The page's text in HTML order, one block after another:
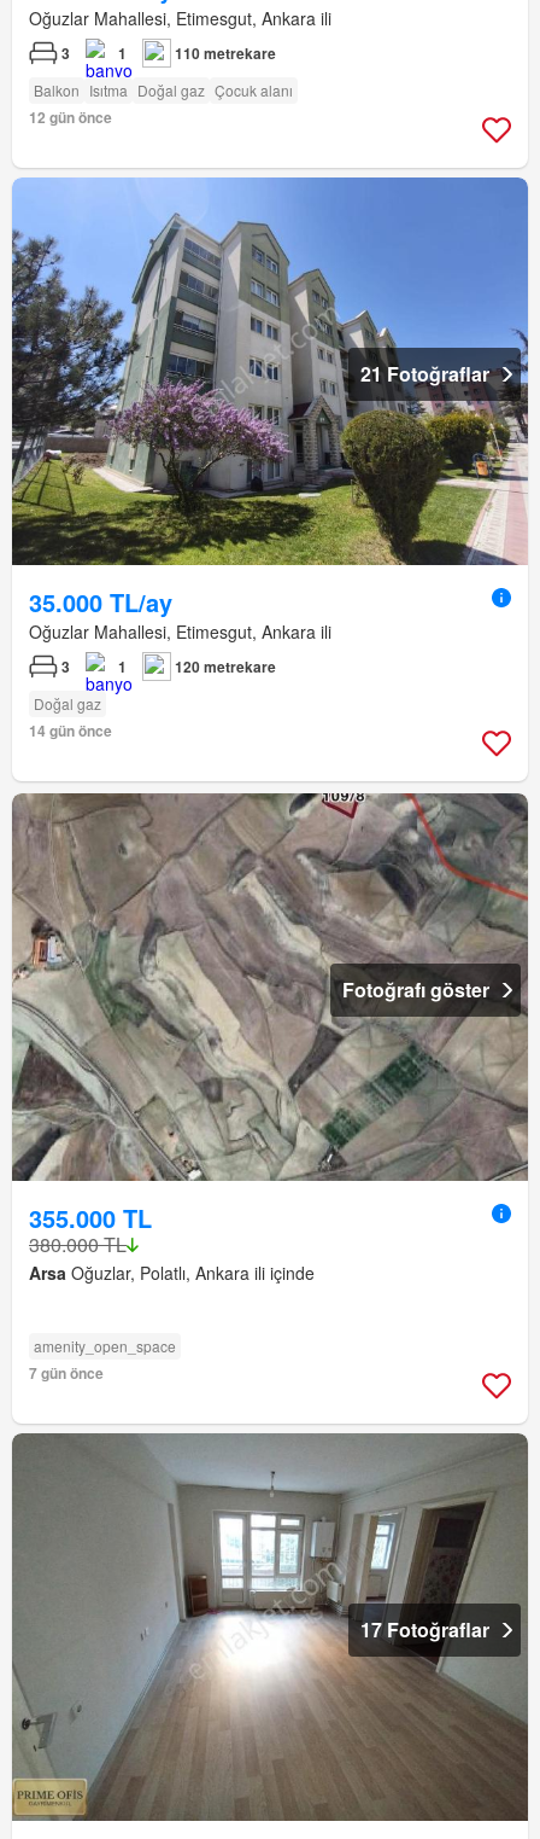
Oğuzlar Mahallesi, Etimesgut, Ankara ili
3 1 110 metrekare
Balkon Isıtma Doğal gaz Çocuk alanı
12 gün önce
21 Fotoğraflar
35.000 TL/ay
Oğuzlar Mahallesi, Etimesgut, Ankara ili
3 1 120 metrekare
Doğal gaz
14 gün önce
Fotoğrafı göster
355.000 TL
380.000 TL
Arsa Oğuzlar, Polatlı, Ankara ili içinde
amenity_open_space
7 gün önce
17 Fotoğraflar